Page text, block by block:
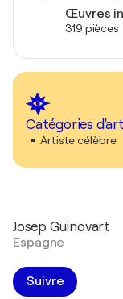
Œuvres
319 pièces
Catégories
Artiste célèbre
Josep Guinovart
Espagne
Suivre